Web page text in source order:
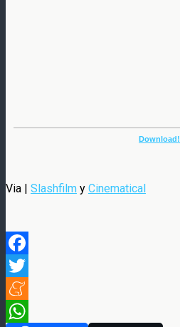
Download!
Via | Slashfilm y Cinematical
Facebook
Twitter
Meneame